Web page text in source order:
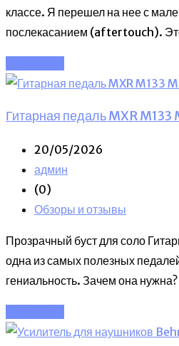
классе. Я перешел на нее с
послекасанием (aftertouch).
Гитарная педаль MXR
20/05/2026
админ
(0)
Обзоры и отзывы
Прозрачный буст для соло
одна из самых полезных
гениальность. Зачем она